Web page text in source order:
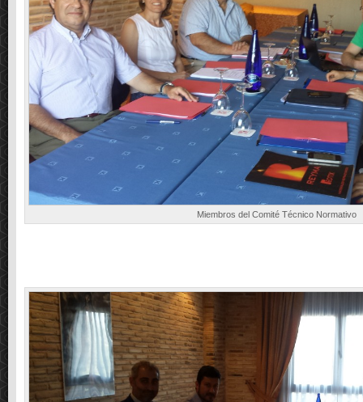
Miembros del Comité Técnico Normativo